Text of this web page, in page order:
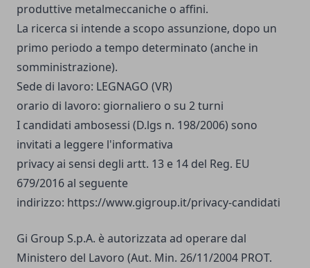
produttive metalmeccaniche o affini.
La ricerca si intende a scopo assunzione, dopo un
primo periodo a tempo determinato (anche in
somministrazione).
Sede di lavoro: LEGNAGO (VR)
orario di lavoro: giornaliero o su 2 turni
I candidati ambosessi (D.lgs n. 198/2006) sono
invitati a leggere l'informativa
privacy ai sensi degli artt. 13 e 14 del Reg. EU
679/2016 al seguente
indirizzo: https://www.gigroup.it/privacy-candidati
Gi Group S.p.A. è autorizzata ad operare dal
Ministero del Lavoro (Aut. Min. 26/11/2004 PROT.